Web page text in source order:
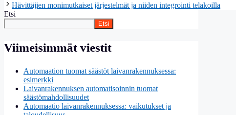
Hävittäjien monimutkaiset järjestelmät ja niiden integrointi telakoilla
Etsi
Etsi
Viimeisimmät viestit
Automaation tuomat säästöt laivanrakennuksessa:
esimerkki
Laivanrakennuksen automatisoinnin tuomat
säästömahdollisuudet
Automaatio laivanrakennuksessa: vaikutukset ja